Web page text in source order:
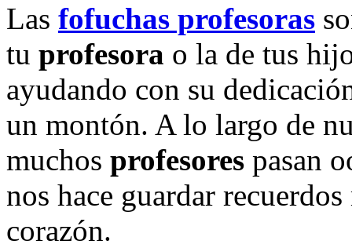
Las fofuchas profesoras
tu profesora o la de tus
ayudando con su
un montón. A lo largo de
muchos profesores pasan
nos hace guardar
corazón.